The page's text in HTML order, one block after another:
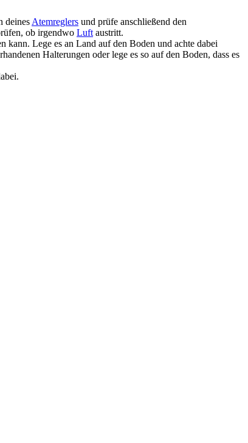
deines Atemreglers und prüfe anschließend den
ob irgendwo Luft austritt.
kann. Lege es an Land auf den Boden und achte dabei
Halterungen oder lege es so auf den Boden, dass es